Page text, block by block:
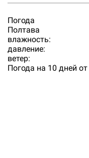
Погода
Полтава
влажность:
давление:
ветер:
Погода на 10 дней от